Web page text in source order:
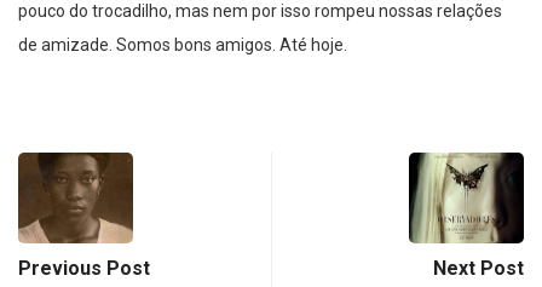
pouco do trocadilho, mas nem por isso rompeu nossas relações
de amizade. Somos bons amigos. Até hoje.
Previous Post Next Post